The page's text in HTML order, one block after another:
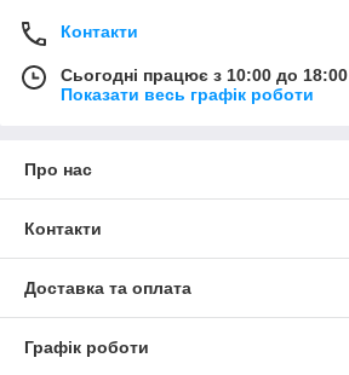
Контакти
Сьогодні працює з 10:00 до 18:00
Показати весь графік роботи
Про нас
Контакти
Доставка та оплата
Графік роботи